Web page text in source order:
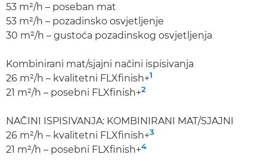
53 m²/h – poseban mat
53 m²/h – pozadinsko osvjetljenje
30 m²/h – gustoća pozadinskog osvjetljenja
Kombinirani mat/sjajni načini ispisivanja
26 m²/h – kvalitetni FLXfinish+1
21 m²/h – posebni FLXfinish+2
NAČINI ISPISIVANJA: KOMBINIRANI MAT/SJAJNI
26 m²/h – kvalitetni FLXfinish+3
21 m²/h – posebni FLXfinish+4